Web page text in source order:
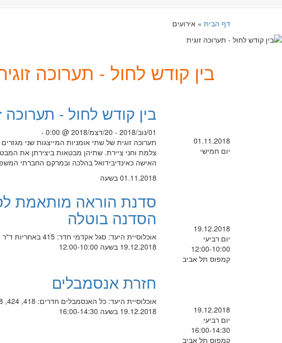
דף הבית » אירועים
בין קודש לחול - תערוכה
01.11.2018
יום חמישי
בין קודש לחול - תערוכה
01/נוב/2018 - 20/דצמ/2018 @ 0:00 -
תערוכה זוגית של שתי אומניות המייצגות שני
צלמת וחני ציירת. שתיהן מבטאות ביצירתן את
האישה כאינדיבידואל בהלכה ובמרקם החברתי
01.11.2018 בשעה
19.12.2018
יום רביעי
12:00-10:00
קמפוס תל אביב
סדנת הוראה מותאמת
הסדנה בוטלה
אוכלוסיית היעד: סגל אקדמי חדר: 415 באחריות ד"ר ישי מור
19.12.2018 בשעה 12:00-10:00
19.12.2018
יום רביעי
16:00-14:30
קמפוס תל אביב
חזרת אנסמבלים
אוכלוסיית היעד: כל האנסמבלים חדרים: 418, 424, 408, 409, 410,411 באחריות ד"ר צילה שורץ מדיני
19.12.2018 בשעה 16:00-14:30